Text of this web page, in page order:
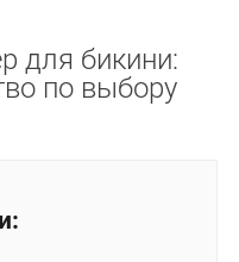
для бикини:
по выбору